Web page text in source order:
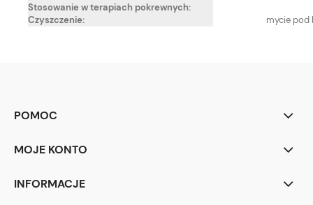
Stosowanie w terapiach pokrewnych:
Czyszczenie:
mycie pod
POMOC
MOJE KONTO
INFORMACJE